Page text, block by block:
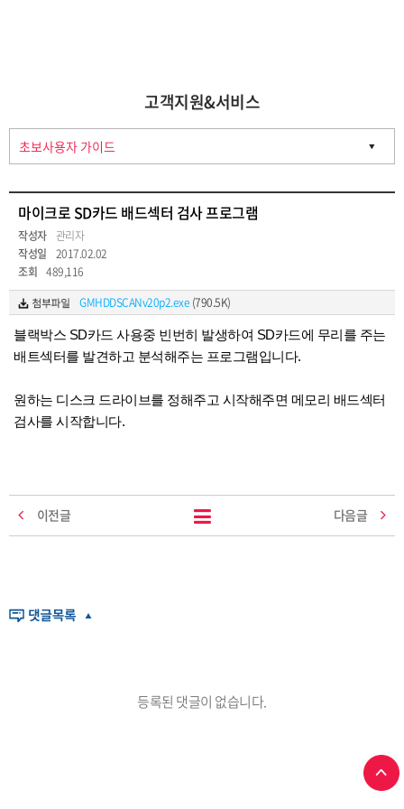
고객지원&서비스
마이크로 SD카드 배드섹터 검사 프로그램
작성자 관리자
작성일
2017.02.02
조회 489,116
GMHDDSCANv20p2.exe (790.5K)
블랙박스 SD카드 사용중 빈번히 발생하여 SD카드에 무리를 주는
배트섹터를 발견하고 분석해주는 프로그램입니다.
원하는 디스크 드라이브를 정해주고 시작해주면 메모리 배드섹터
검사를 시작합니다.
이전글 다음글
등록된 댓글이 없습니다.